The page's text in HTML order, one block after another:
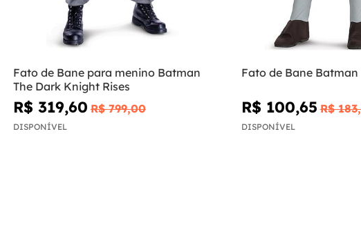
Fato de Bane para menino Batman
The Dark Knight Rises
R$ 319,60 R$ 799,00
DISPONÍVEL
Fato de Bane
R$ 100,65 R$
DISPONÍVEL